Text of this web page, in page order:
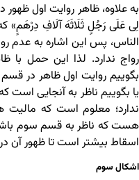
به علاوه، ظاهر روایت اول
لِی عَلَى رَجُلٍ ثَلَاثَهَ آلَافِ دِرْهَمٍ»
الناس، پس این اشاره به عدم
رواج ندارد. لذا این حمل با
بگوییم روایت اول ظاهر در
یا بگوییم ناظر به آنجایی است
ندارد؛ معلوم است که
هست که ناظر به قسم سوم
اسقاط بیشتر است تا ظهور آن
اشکال سوم